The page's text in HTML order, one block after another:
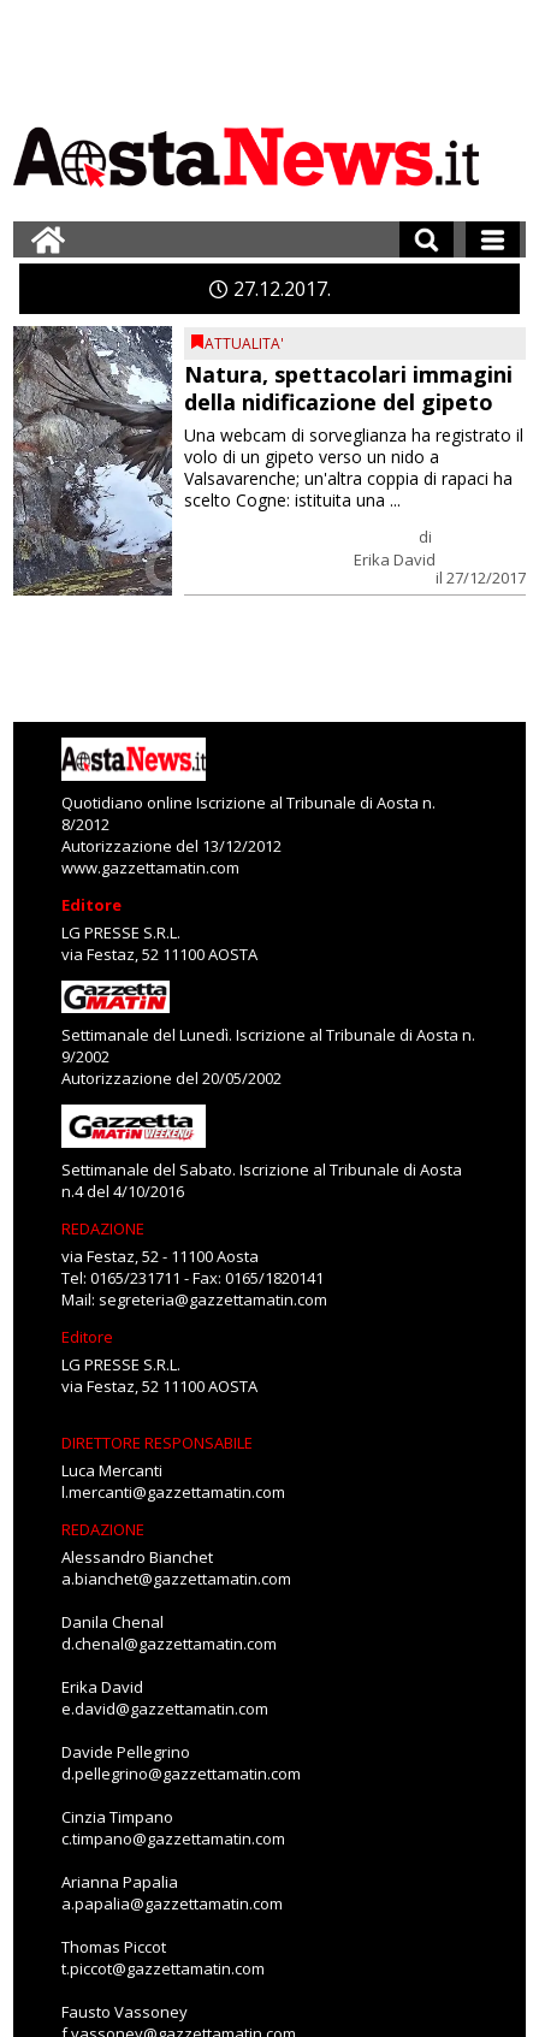
27 12 2017
ATTUALITA'
Natura, spettacolari immagini
della nidificazione del gipeto
di
Erika David
il 27/12/2017
Una webcam di sorveglianza ha registrato il
volo di un gipeto verso un nido a
Valsavarenche; un'altra coppia di rapaci ha
scelto Cogne: istituita una ...
Quotidiano online Iscrizione al Tribunale di Aosta n.
8/2012
Autorizzazione del 13/12/2012
www.gazzettamatin.com
Editore
LG PRESSE S.R.L.
via Festaz, 52 11100 AOSTA
Settimanale del Lunedì. Iscrizione al Tribunale di Aosta n.
9/2002
Autorizzazione del 20/05/2002
Settimanale del Sabato. Iscrizione al Tribunale di Aosta
n.4 del 4/10/2016
REDAZIONE
via Festaz, 52 - 11100 Aosta
Tel: 0165/231711 - Fax: 0165/1820141
Mail: segreteria@gazzettamatin.com
Editore
LG PRESSE S.R.L.
via Festaz, 52 11100 AOSTA
DIRETTORE RESPONSABILE
Luca Mercanti
l.mercanti@gazzettamatin.com
REDAZIONE
Alessandro Bianchet
a.bianchet@gazzettamatin.com
Danila Chenal
d.chenal@gazzettamatin.com
Erika David
e.david@gazzettamatin.com
Davide Pellegrino
d.pellegrino@gazzettamatin.com
Cinzia Timpano
c.timpano@gazzettamatin.com
Arianna Papalia
a.papalia@gazzettamatin.com
Thomas Piccot
t.piccot@gazzettamatin.com
Fausto Vassoney